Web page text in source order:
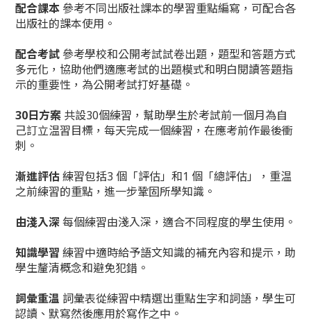
配合課本 參考不同出版社課本的學習重點編寫，可配合各
出版社的課本使用。
配合考試 參考學校和公開考試試卷出題，題型和答題方式
多元化，協助他們適應考試的出題模式和明白閱讀答題指
示的重要性，為公開考試打好基礎。
30日方案 共設30個練習，幫助學生於考試前一個月為自
己訂立温習目標，每天完成一個練習，在應考前作最後衝
刺。
漸進評估練習包括3 個「評估」和1 個「總評估」，重温
之前練習的重點，進一步鞏固所學知識。
由淺入深每個練習由淺入深，適合不同程度的學生使用。
知識學習 練習中適時給予語文知識的補充內容和提示，助
學生釐清概念和避免犯錯。
詞彙重温 詞彙表從練習中精選出重點生字和詞語，學生可
認讀、默寫然後應用於寫作之中。